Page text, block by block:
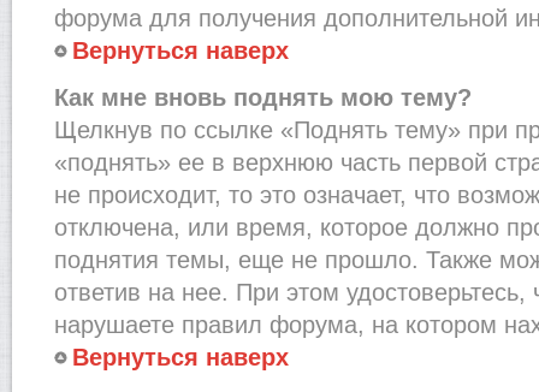
форума для получения дополнительной
Вернуться наверх
Как мне вновь поднять мою тему?
Щелкнув по ссылке «Поднять тему» при
«поднять» ее в верхнюю часть первой
не происходит, то это означает, что
отключена, или время, которое должно
поднятия темы, еще не прошло. Также
ответив на нее. При этом
нарушаете правил форума, на котором
Вернуться наверх